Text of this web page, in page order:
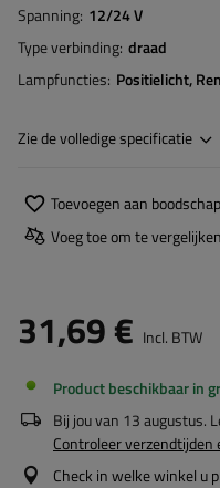
Spanning 12/24 V
Type verbinding draad
Lampfuncties Positielicht
Zie de volledige specificatie
Toevoegen aan
Voeg toe om te vergelijken
31,69 € Incl. BTW
Product beschikbaar in
Bij jou van 13 augustus.
Controleer verzendtijden
Check in welke winkel u